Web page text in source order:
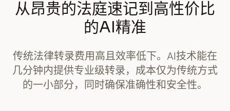
从昂贵的法庭速记到高性价比
的AI精准
传统法律转录费用高且效率低下。AI技术能在
几分钟内提供专业级转录，成本仅为传统方式
的一小部分，同时确保准确性和安全性。